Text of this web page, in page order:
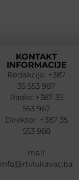
KONTAKT
INFORMACIJE
Redakcija: +387
35 553 987
Radio: +387 35
553 967
Direktor: +387 35
553 988
mail:
info@rtvlukavac.ba